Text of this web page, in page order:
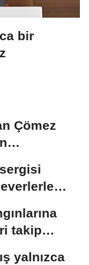
bir
Çömez
takip
yalnızca